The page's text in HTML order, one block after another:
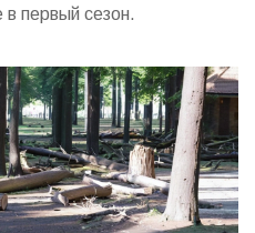
в первый сезон.